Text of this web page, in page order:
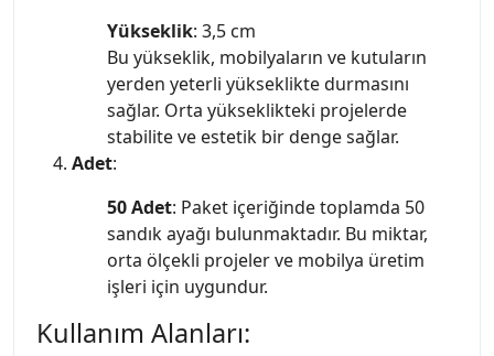
Yükseklik: 3,5 cm
Bu yükseklik, mobilyaların ve kutuların
yerden yeterli yükseklikte durmasını
sağlar. Orta yükseklikteki projelerde
stabilite ve estetik bir denge sağlar.
Adet:
50 Adet: Paket içeriğinde toplamda 50
sandık ayağı bulunmaktadır. Bu miktar,
orta ölçekli projeler ve mobilya üretim
işleri için uygundur.
Kullanım Alanları: